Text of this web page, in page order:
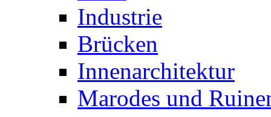
Industrie
Brücken
Innenarchitektur
Marodes und